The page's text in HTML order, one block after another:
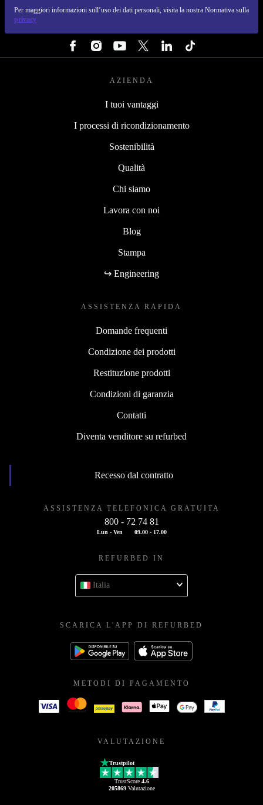
Per maggiori informazioni sull’uso dei dati personali, visita la nostra Normativa sulla
privacy
AZIENDA
I tuoi vantaggi
I processi di ricondizionamento
Sostenibilità
Qualità
Chi siamo
Lavora con noi
Blog
Stampa
↪ Engineering
ASSISTENZA RAPIDA
Domande frequenti
Condizione dei prodotti
Restituzione prodotti
Condizioni di garanzia
Contatti
Diventa venditore su refurbed
Recesso dal contratto
ASSISTENZA TELEFONICA GRATUITA
800 - 72 74 81
Lun - Ven 09.00 - 17.00
REFURBED IN
Italia
SCARICA L'APP DI REFURBED
METODI DI PAGAMENTO
VALUTAZIONE
Trustpilot
TrustScore 4.6
205869Valutazione